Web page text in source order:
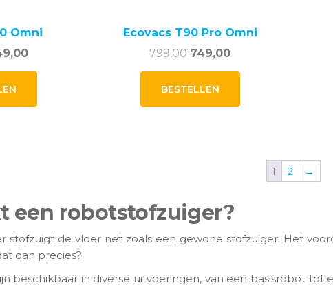
Omni
Huidige
prijs
649,00.
Ecovacs T90 Pro Omni
799,00 Oorspronkelijke
prijs
was:
799,00.
749,00Huidige
prijs
749,00.
BESTELLEN
1 2 →
een robotstofzuiger?
stofzuigt de vloer net zoals een gewone stofzuiger. Het
dan precies?
beschikbaar in diverse uitvoeringen, van een basisrobot